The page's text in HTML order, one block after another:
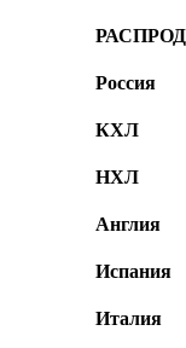
Россия
КХЛ
НХЛ
Англия
Испания
Италия